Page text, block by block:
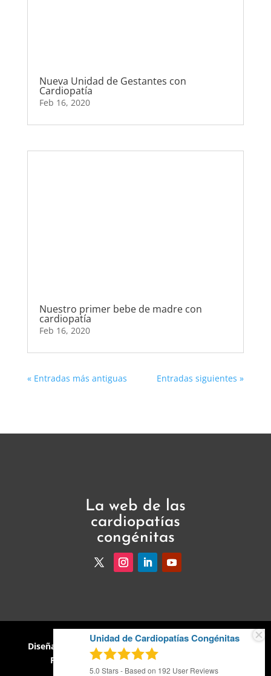
Nueva Unidad de Gestantes con
Cardiopatía
Feb 16, 2020
Nuestro primer bebe de madre con
cardiopatía
Feb 16, 2020
« Entradas más antiguas Entradas siguientes »
La web de las
cardiopatías
congénitas
Diseñado por Valmond Group· Política de Cookies
Política de Privacidad· Aviso Legal · 2026
Unidad de Cardiopatías Congénitas
5.0 Stars - Based on 192 User Reviews